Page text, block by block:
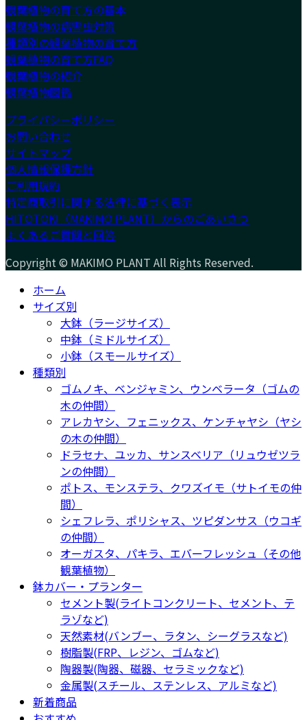
観葉植物の育て方の基本
観葉植物の病害虫対策
種類別の観葉植物の育て方
観葉植物の育て方FAQ
観葉植物の紹介
観葉植物図鑑
プライバシーポリシー
お問い合わせ
サイトマップ
個人情報保護方針
ご利用規約
特定商取引に関する法律に基づく表示
HITOTOKI（MAKIMO PLANT）からのごあいさつ
よくあるご質問と回答
Copyright © MAKIMO PLANT All Rights Reserved.
ホーム
サイズ別
大鉢（ラージサイズ）
中鉢（ミドルサイズ）
小鉢（スモールサイズ）
種類別
ゴムノキ、ベンジャミン、ウンベラータ（ゴムの
木の仲間）
アレカヤシ、フェニックス、ケンチャヤシ（ヤシ
の木の仲間）
ドラセナ、ユッカ、サンスベリア（リュウゼツラ
ンの仲間）
ポトス、モンステラ、クワズイモ（サトイモの仲
間）
シェフレラ、ポリシャス、ツピダンサス（ウコギ
の仲間）
オーガスタ、パキラ、エバーフレッシュ（その他
観葉植物）
鉢カバー・プランター
セメント製(ライトコンクリート、セメント、テ
ラゾなど)
天然素材(バンブー、ラタン、シーグラスなど)
樹脂製(FRP、レジン、ゴムなど)
陶器製(陶器、磁器、セラミックなど)
金属製(スチール、ステンレス、アルミなど)
新着商品